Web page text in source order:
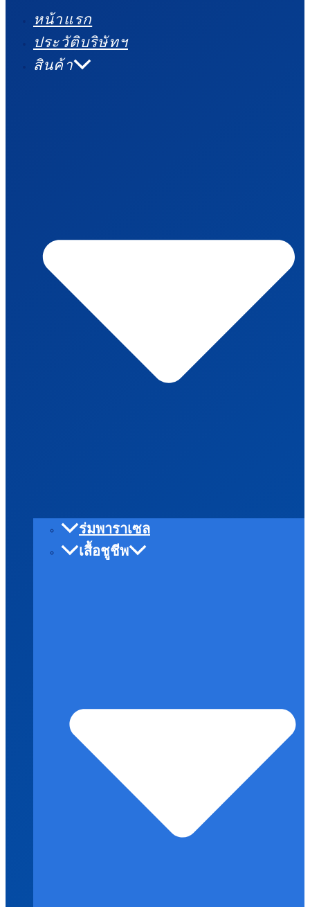
หน้าแรก
ประวัติบริษัทฯ
สินค้า
ร่มพาราเซล
เสื้อชูชีพ